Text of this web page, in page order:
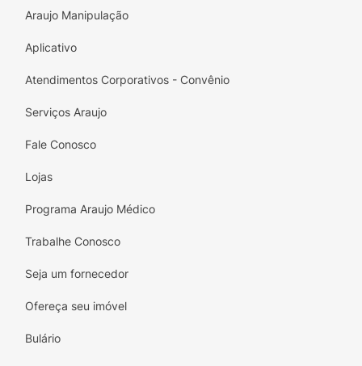
Araujo Manipulação
Aplicativo
Atendimentos Corporativos - Convênio
Serviços Araujo
Fale Conosco
Lojas
Programa Araujo Médico
Trabalhe Conosco
Seja um fornecedor
Ofereça seu imóvel
Bulário